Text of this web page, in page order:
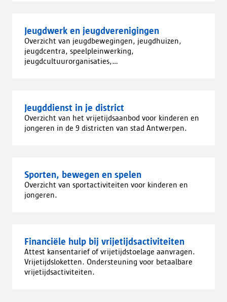
Jeugdwerk en jeugdverenigingen
Overzicht van jeugdbewegingen, jeugdhuizen,
jeugdcentra, speelpleinwerking,
jeugdcultuurorganisaties,...
Jeugddienst in je district
Overzicht van het vrijetijdsaanbod voor kinderen en
jongeren in de 9 districten van stad Antwerpen.
Sporten, bewegen en spelen
Overzicht van sportactiviteiten voor kinderen en
jongeren.
Financiële hulp bij vrijetijdsactiviteiten
Attest kansentarief of vrijetijdstoelage aanvragen.
Vrijetijdsloketten. Ondersteuning voor betaalbare
vrijetijdsactiviteiten.